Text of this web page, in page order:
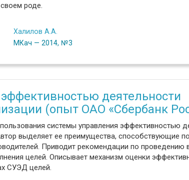
роде.
Халилов А.А.
МКач — 2014, №3
деятельности
(опыт ОАО «Сбербанк
системы управления эффективностью
выделяет ее преимущества, способствующие
Приводит рекомендации по проведению
целей. Описывает механизм оценки
СУЭД целей.